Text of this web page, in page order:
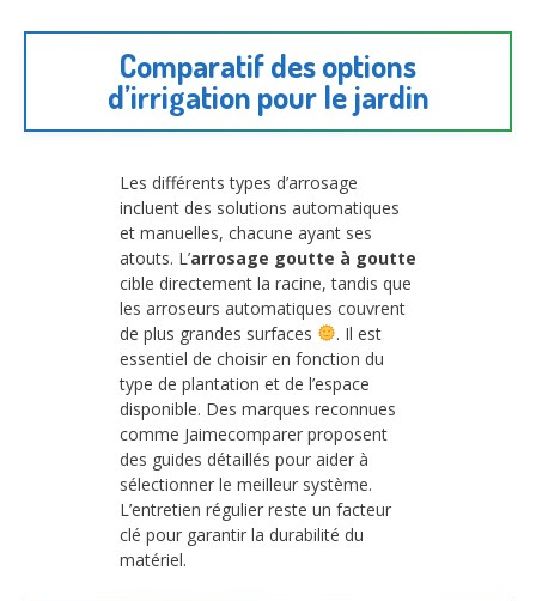
Comparatif des options
d’irrigation pour le jardin
Les différents types d’arrosage
incluent des solutions automatiques
et manuelles, chacune ayant ses
atouts. L’arrosage goutte à goutte
cible directement la racine, tandis que
les arroseurs automatiques couvrent
de plus grandes surfaces
. Il est
essentiel de choisir en fonction du
type de plantation et de l’espace
disponible. Des marques reconnues
comme Jaimecomparer proposent
des guides détaillés pour aider à
sélectionner le meilleur système.
L’entretien régulier reste un facteur
clé pour garantir la durabilité du
matériel.